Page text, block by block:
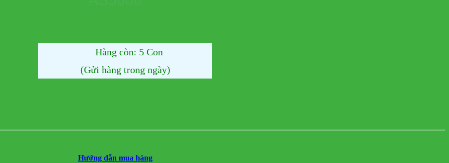
Hàng còn: 5 Con
(Gửi hàng trong ngày)
Hướng dẫn mua hàng